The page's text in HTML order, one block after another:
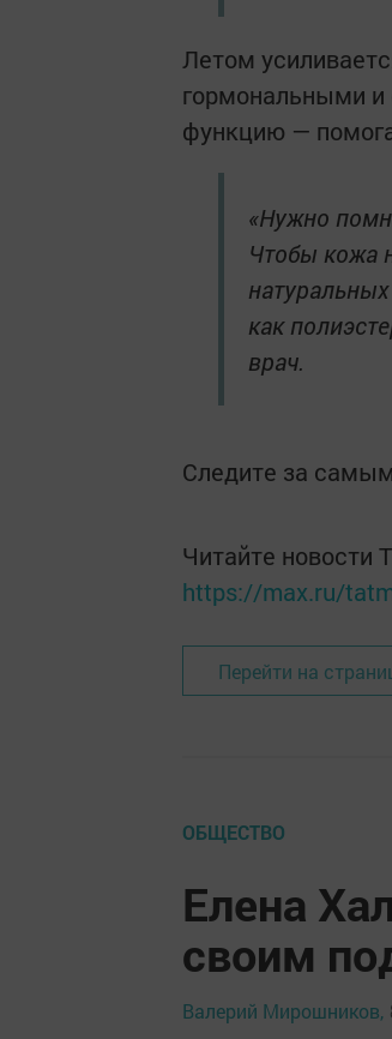
Летом
гормональными
функцию —
«Нужно
Чтобы кожа
как
врач.
Следите за
Читайте новости
https://max.ru/
Перейти на
ОБЩЕСТВО
Елена
своим
Валерий Мирошников,